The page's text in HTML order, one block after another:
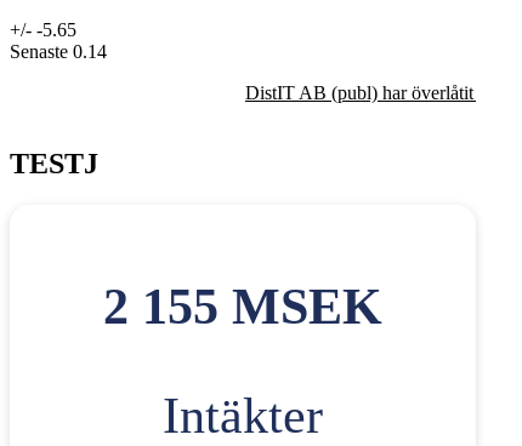
+/- -5.65
Senaste 0.14
DistIT AB (publ) har överlåtit
TESTJ
2 155 MSEK
Intäkter